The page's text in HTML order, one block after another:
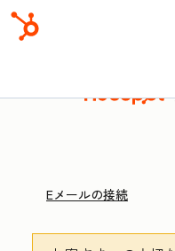
Eメールの接続